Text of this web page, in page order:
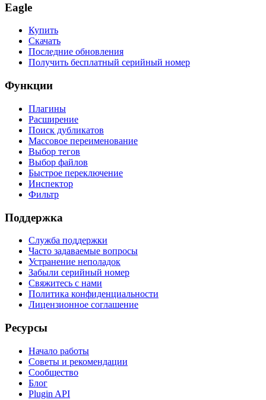
Eagle
Купить
Скачать
Последние обновления
Получить бесплатный серийный номер
Функции
Плагины
Расширение
Поиск дубликатов
Массовое переименование
Выбор тегов
Выбор файлов
Быстрое переключение
Инспектор
Фильтр
Поддержка
Служба поддержки
Часто задаваемые вопросы
Устранение неполадок
Забыли серийный номер
Свяжитесь с нами
Политика конфиденциальности
Лицензионное соглашение
Ресурсы
Начало работы
Советы и рекомендации
Сообщество
Блог
Plugin API